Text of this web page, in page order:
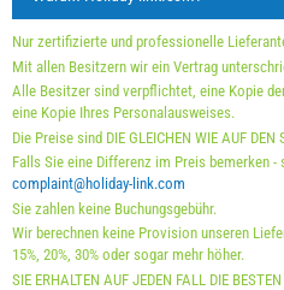
Holiday-Link zahlt:
Obligatorisch:Anmeldung der
EUR (once - per_person),
30.06. / 01.09. - 31.12.): 5 EUR
Nur zertifizierte und professionelle
Mit allen Besitzern wir ein Vertrag
Alle Besitzer sind verpflichtet, eine Kopie
eine Kopie Ihres Personalausweises.
Die Preise sind DIE GLEICHEN WIE AUF DEN
Falls Sie eine Differenz im Preis bemerken -
complaint@holiday-link.com
Sie zahlen keine Buchungsgebühr.
Wir berechnen keine Provision unseren
15%, 20%, 30% oder sogar mehr höher.
SIE ERHALTEN AUF JEDEN FALL DIE